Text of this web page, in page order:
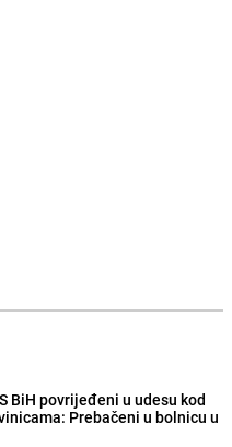
BiH povrijeđeni u udesu kod
Prebačeni u bolnicu u